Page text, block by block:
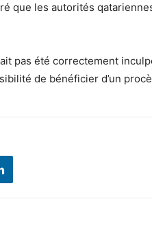
que les autorités
pas été correctement
de bénéficier d’un